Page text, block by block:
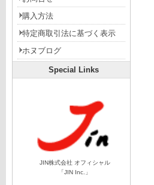
購入方法
特定商取引法に基づく表示
ホヌブログ
Special Links
JIN株式会社 オフィシャル
「JIN Inc.」